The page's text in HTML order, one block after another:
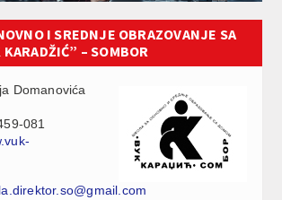
I SREDNJE OBRAZOVANJE SA
– SOMBOR
Domanovića
081